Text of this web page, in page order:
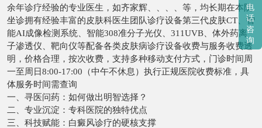
余年诊疗经验的专业医生，如齐家辉、、、、等，均长期在本院
坐诊拥有经验丰富的皮肤科医生团队诊疗设备第三代皮肤CT、智
能AI成像检测系统、智能308准分子光仪、311UVB、体外药离
子渗透仪、靶向仪等配备各类皮肤病诊疗设备收费与服务收费透
明，价格合理，按次收费，支持多种移动支付方式，门诊时间周
一至周日8:00-17:00（中午不休息）执行正规医院收费标准，具
体服务时间需查询
一、寻医问药：如何做出明智选择？
二、专业沉淀：专科医院的独特优点
三、科技赋能：白癜风诊疗的硬核支撑
电
话
咨
询